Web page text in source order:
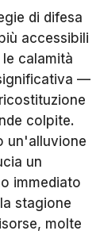
di difesa
accessibili
calamità
—
colpite.
un'alluvione
un
immediato
stagione
molte